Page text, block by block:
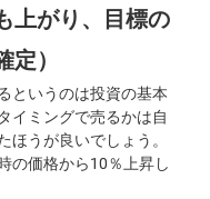
上がり、目標の
）
というのは投資の基本
イミングで売るかは自
うが良いでしょう。
の価格から10％上昇し